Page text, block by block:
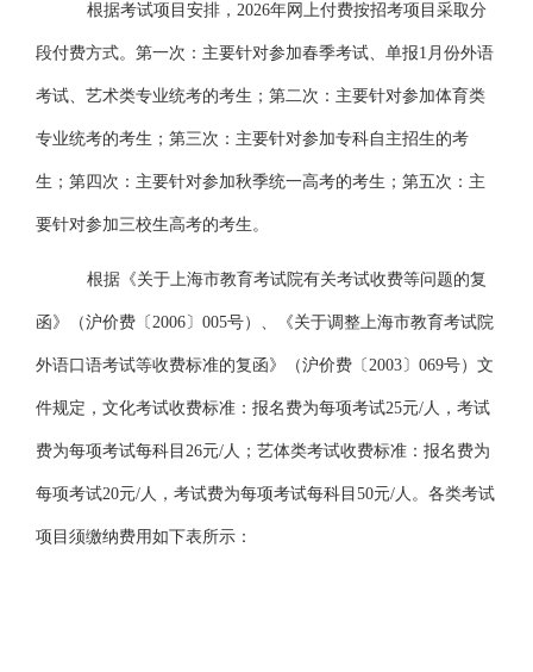
根据考试项目安排， 2026年网上付费按招考项目采取分
段付费方式。第一次：主要针对参加春季考试、单报1月份外语
考试、艺术类专业统考的考生；第二次：主要针对参加体育类
专业统考的考生；第三次：主要针对参加专科自主招生的考
生；第四次：主要针对参加秋季统一高考的考生；第五次：主
要针对参加三校生高考的考生。
根据《关于上海市教育考试院有关考试收费等问题的复
函》（沪价费〔 2006〕005号）、《关于调整上海市教育考试院
外语口语考试等收费标准的复函》（沪价费〔 2003〕069号）文
件规定，文化考试收费标准：报名费为每项考试25元/人，考试
费为每项考试每科目26元/人；艺体类考试收费标准：报名费为
每项考试20元/人，考试费为每项考试每科目50元/人。各类考试
项目须缴纳费用如下表所示：